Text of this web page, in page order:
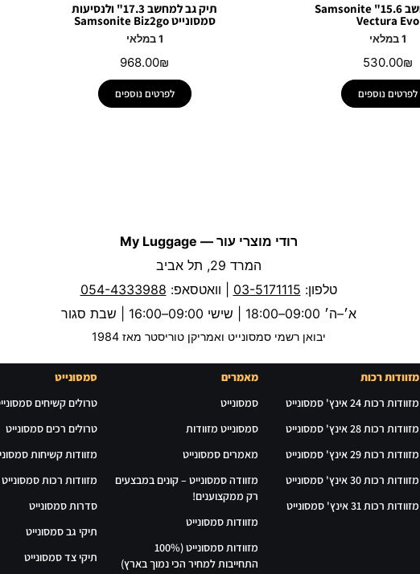
תיק למחשב 15.6" Samsonite
Vectura Evo
1 במלאי
530.00₪
לפרטים נוספים
תיק גב למחשב 17.3" ולנסיעות
סמסונייט Samsonite Biz2go
1 במלאי
968.00₪
לפרטים נוספים
רודי מוצרי עור — My Luggage
המרד 29, תל אביב
טלפון: 03-5171115 | וואטסאפ: 054-4333988
א׳–ה׳ 09:00–18:00 | שישי 09:00–16:00 | שבת סגור
יבואן רשמי סמסונייט ואמריקן טוריסטר מאז 1984
מזוודות רכות
מזוודות רכות 24 אינץ' סמסונייט
מזוודות רכות 28 אינץ' סמסונייט
מזוודות רכות 29 אינץ' סמסונייט
מזוודות רכות 30 אינץ' סמסונייט
מזוודות רכות 31 אינץ' סמסונייט
מאמרים
סמסונייט
סמסונייט מזוודות
מאמרים סמסונייט
מזוודה סמסונייט – קונים במבצעים
רק ממקצוענים!
מזוודות סמסונייט
מזוודות סמסונייט (100%
התחייבות למחיר הכי נמוך בארץ)
סמסונייט
טרולים קשיחים
טרולים רכים סמסונייט
מזוודות קשיחות
מזוודות רכות סמסונייט
סדרות סמסונייט
תיקי גב סמסונייט
תיקי צד סמסונייט